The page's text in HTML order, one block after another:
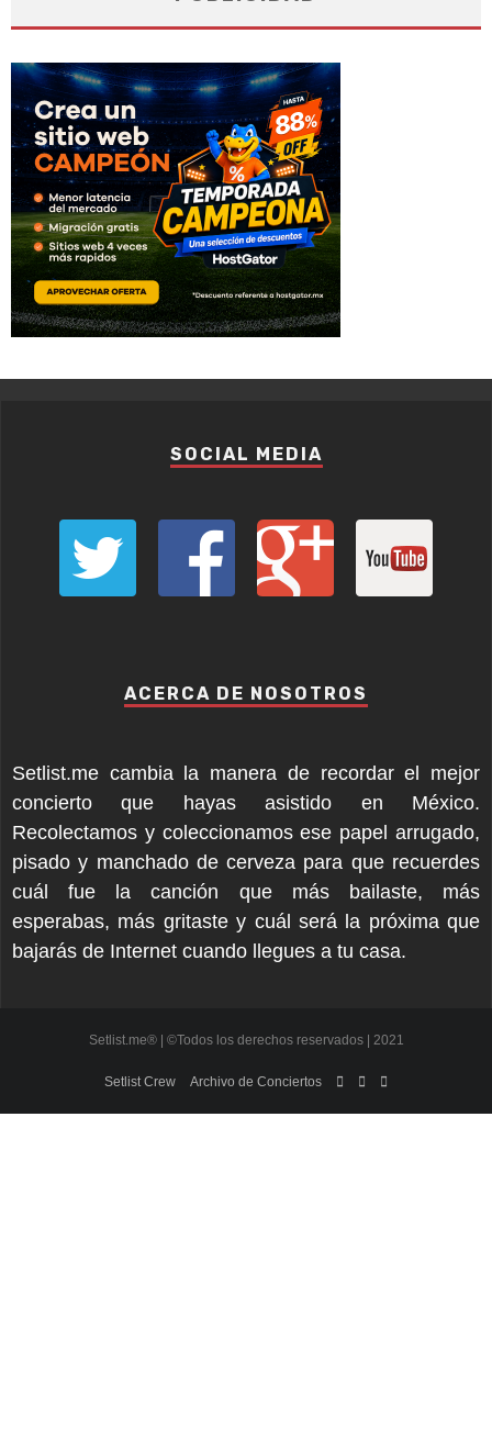
SOCIAL MEDIA
ACERCA DE NOSOTROS
Setlist.me cambia la manera de recordar el mejor
concierto que hayas asistido en México.
Recolectamos y coleccionamos ese papel arrugado,
pisado y manchado de cerveza para que recuerdes
cuál fue la canción que más bailaste, más
esperabas, más gritaste y cuál será la próxima que
bajarás de Internet cuando llegues a tu casa.
Setlist.me® | ©Todos los derechos reservados | 2021
Setlist Crew Archivo de Conciertos